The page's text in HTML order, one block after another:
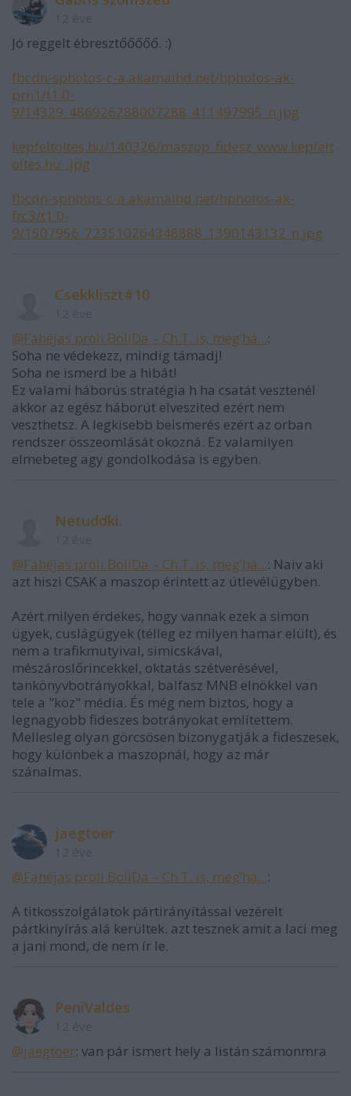
Jó reggelt ébresztőőőőő. :)
fbcdn-sphotos-c-a.akamaihd.net/hphotos-ak-
prn1/t1.0-
9/14329_486926288007288_411497995_n.jpg
kepfeltoltes.hu/140326/maszop_fidesz_www.kepfelt
oltes.hu_.jpg
fbcdn-sphotos-c-a.akamaihd.net/hphotos-ak-
frc3/t1.0-
9/1507956_723510264348888_1390143132_n.jpg
Csekkliszt#10
@Fahéjas proli BoliDa – Ch.T. is, meg’há...:
Soha ne védekezz, mindig támadj!
Soha ne ismerd be a hibát!
Ez valami háborús stratégia h ha csatát vesztenél
akkor az egész háborút elveszited ezért nem
veszthetsz. A legkisebb beismerés ezért az orban
rendszer összeomlását okozná. Ez valamilyen
elmebeteg agy gondolkodása is egyben.
Netuddki.
@Fahéjas proli BoliDa – Ch.T. is, meg’há...: Naiv aki
azt hiszi CSAK a maszop érintett az útlevélügyben.
Azért milyen érdekes, hogy vannak ezek a simon
ügyek, cuslágügyek (télleg ez milyen hamar elült), és
nem a trafikmutyival, simicskával,
mészároslőrincekkel, oktatás szétverésével,
tankönyvbotrányokkal, balfasz MNB elnökkel van
tele a "köz" média. És még nem biztos, hogy a
legnagyobb fideszes botrányokat említettem.
Mellesleg olyan görcsösen bizonygatják a fideszesek,
hogy különbek a maszopnál, hogy az már
szánalmas.
jaegtoer
@Fahéjas proli BoliDa – Ch.T. is, meg’há...:
A titkosszolgálatok pártirányítással vezérelt
pártkinyírás alá kerültek. azt tesznek amit a laci meg
a jani mond, de nem ír le.
PeniValdes
@jaegtoer: van pár ismert hely a listán számonmra